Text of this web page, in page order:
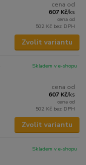
cena od
607 Kč/ks
cena od
502 Kč bez DPH
Zvolit variantu
cena od
607 Kč/ks
cena od
502 Kč bez DPH
Skladem v e-shopu
Zvolit variantu
Skladem v e-shopu